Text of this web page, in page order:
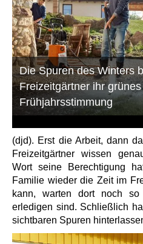
Die Spuren des Winters
Freizeitgärtner ihr
Frühjahrsstimmung
(djd). Erst die Arbeit, dann
Freizeitgärtner wissen
Wort seine Berechtigung
Familie wieder die Zeit im
kann, warten dort noch
erledigen sind. Schließlich
sichtbaren Spuren